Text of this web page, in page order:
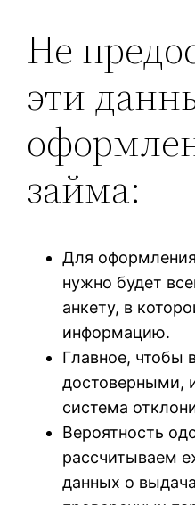
Не
эти
займа:
Для
нужно будет
анкету, в
информацию.
Главное, чтобы
достоверными,
система
Вероятность
рассчитываем
данных о